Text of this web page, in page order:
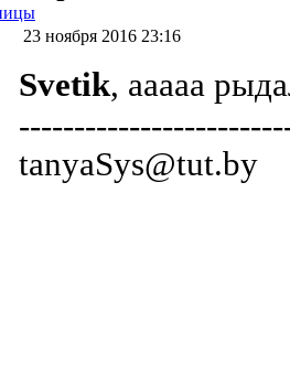
23 ноября 2016 23:16
Svetik, ааааа
tanyaSys@tut.by